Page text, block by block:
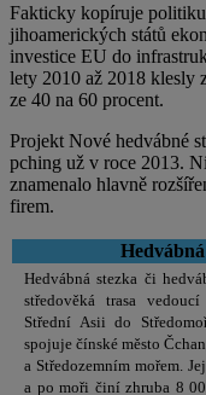
Fakticky kopíruje
jihoamerických států
investice EU do
lety 2010 až 2018 klesly
ze 40 na 60 procent.
Projekt Nové hedvábné
pching už v roce 2013.
znamenalo hlavně
firem.
Hedvábná stezka či
středověká trasa
Střední Asii do
spojuje čínské město
a Středozemním mořem.
a po moři činí zhruba 8